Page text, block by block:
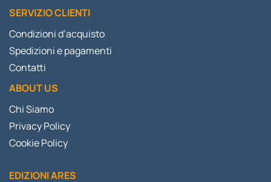
SERVIZIO CLIENTI
Condizioni d’acquisto
Spedizioni e pagamenti
Contatti
ABOUT US
Chi Siamo
Privacy Policy
Cookie Policy
EDIZIONI ARES